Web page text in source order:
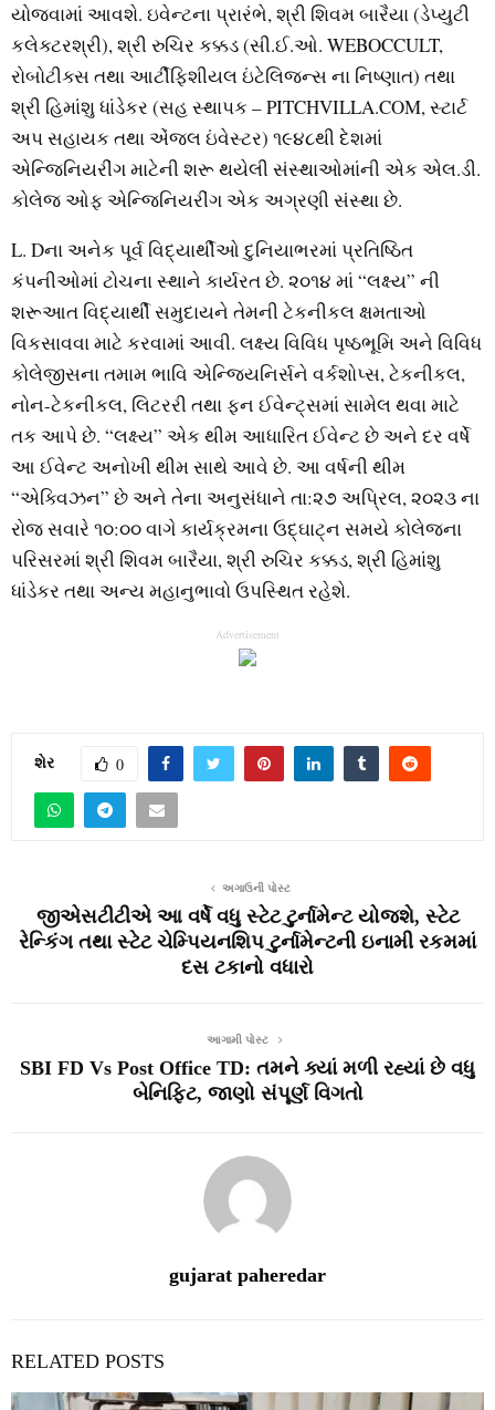
યોજવામાં આવશે. ઇવેન્ટના પ્રારંભે, શ્રી શિવમ બારૈયા (ડેપ્યુટી
કલેક્ટરશ્રી), શ્રી રુચિર કક્કડ (સી.ઈ.ઓ. WEBOCCULT,
રોબોટીક્સ તથા આર્ટીફિશીયલ ઇંટેલિજન્સ ના નિષ્ણાત) તથા
શ્રી હિમાંશુ ધાંડેકર (સહ સ્થાપક – PITCHVILLA.COM, સ્ટાર્ટ
અપ સહાયક તથા એંજલ ઇંવેસ્ટર) ૧૯૪૮થી દેશમાં
એન્જિનિયરીંગ માટેની શરૂ થયેલી સંસ્થાઓમાંની એક એલ.ડી.
કોલેજ ઓફ એન્જિનિયરીંગ એક અગ્રણી સંસ્થા છે.
L. Dના અનેક પૂર્વ વિદ્યાર્થીઓ દુનિયાભરમાં પ્રતિષ્ઠિત
કંપનીઓમાં ટોચના સ્થાને કાર્યરત છે. ૨૦૧૪ માં “લક્ષ્ય” ની
શરૂઆત વિદ્યાર્થી સમુદાયને તેમની ટેકનીકલ ક્ષમતાઓ
વિકસાવવા માટે કરવામાં આવી. લક્ષ્ય વિવિધ પૃષ્ઠભૂમિ અને વિવિધ
કોલેજીસના તમામ ભાવિ એન્જિયનિર્સને વર્કશોપ્સ, ટેકનીકલ,
નોન-ટેકનીકલ, લિટરરી તથા ફન ઈવેન્ટ્સમાં સામેલ થવા માટે
તક આપે છે. “લક્ષ્ય” એક થીમ આધારિત ઈવેન્ટ છે અને દર વર્ષે
આ ઈવેન્ટ અનોખી થીમ સાથે આવે છે. આ વર્ષની થીમ
“એક્વિઝન” છે અને તેના અનુસંધાને તા:૨૭ અપ્રિલ, ૨૦૨૩ ના
રોજ સવારે ૧૦:૦૦ વાગે કાર્યક્રમના ઉદ્ઘાટ્ન સમયે કોલેજના
પરિસરમાં શ્રી શિવમ બારૈયા, શ્રી રુચિર કક્કડ, શ્રી હિમાંશુ
ધાંડેકર તથા અન્ય મહાનુભાવો ઉપસ્થિત રહેશે.
Advertisement
શેર 0
અગાઉની પોસ્ટ
જીએસટીટીએ આ વર્ષે વધુ સ્ટેટ ટુર્નામેન્ટ યોજશે, સ્ટેટ
રેન્કિંગ તથા સ્ટેટ ચેમ્પિયનશિપ ટુર્નામેન્ટની ઇનામી રકમમાં
દસ ટકાનો વધારો
આગામી પોસ્ટ
SBI FD Vs Post Office TD: તમને ક્યાં મળી રહ્યાં છે વધુ
બેનિફિટ, જાણો સંપૂર્ણ વિગતો
gujarat paheredar
RELATED POSTS